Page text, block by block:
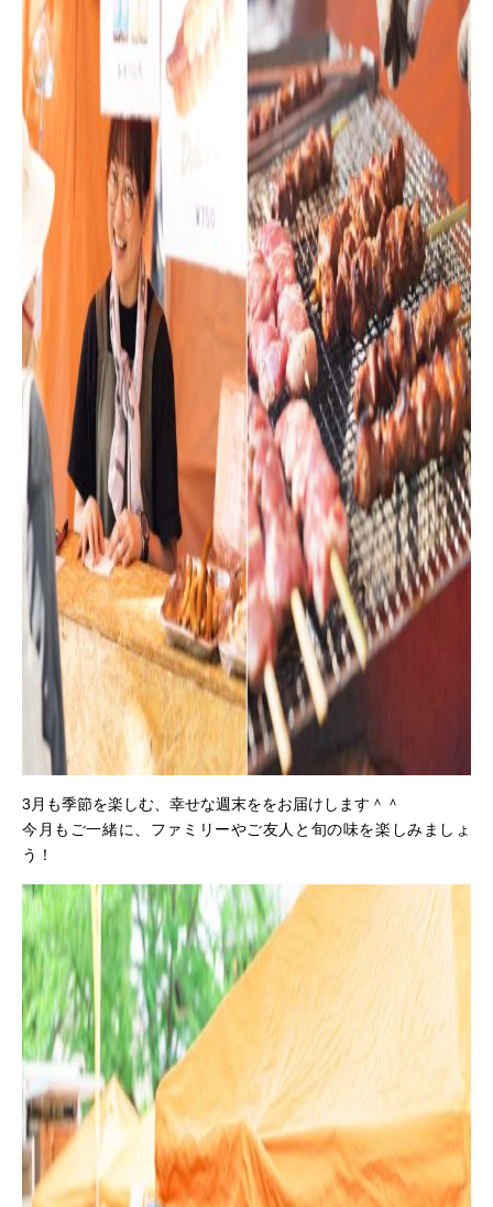
3月も季節を楽しむ、幸せな週末ををお届けします＾＾
今月もご一緒に、ファミリーやご友人と旬の味を楽しみましょ
う！